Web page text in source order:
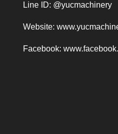
Line ID: @yucmachinery
Website:
Facebook: